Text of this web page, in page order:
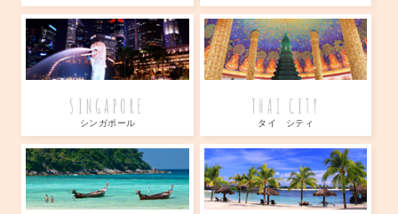
SINGAPORE
シンガポール
THAI CITY
タイ シティ